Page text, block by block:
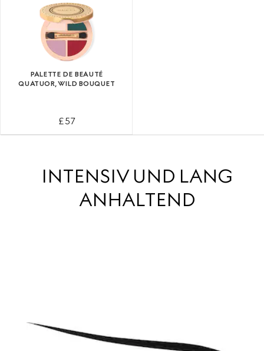
PALETTE DE BEAUTÉ
QUATUOR, WILD BOUQUET
£ 57
INTENSIV UND LANG
ANHALTEND